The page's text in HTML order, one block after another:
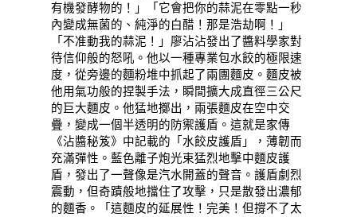
有機發酵物的！」「它會把你的蒜泥在零點一秒
內變成無菌的、純淨的白醋！那是浩劫啊！」
「不准動我的蒜泥！」廖沾沾發出了醬料學家對
待信仰般的怒吼。他以一種專業包水餃的極限速
度，從旁邊的麵粉堆中抓起了兩團麵皮。麵皮被
他用氣功般的捏製手法，瞬間擴大成直徑三公尺
的巨大麵皮。他猛地擲出，兩張麵皮在空中交
疊，變成一個半透明的防禦護盾。這就是家傳
《沾醬秘笈》中記載的「水餃皮護盾」，薄韌而
充滿彈性。藍色離子炮光束猛烈地擊中麵皮護
盾，發出了一聲像是汽水開蓋的聲音。護盾劇烈
震動，但奇蹟般地擋住了攻擊，只是散發出濃郁
的麵香。「這麵皮的延展性！完美！但撐不了太